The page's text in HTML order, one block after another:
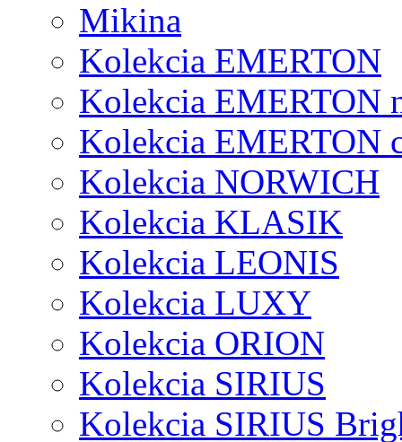
Mikina
Kolekcia EMERTON
Kolekcia EMERTON
Kolekcia EMERTON
Kolekcia NORWICH
Kolekcia KLASIK
Kolekcia LEONIS
Kolekcia LUXY
Kolekcia ORION
Kolekcia SIRIUS
Kolekcia SIRIUS